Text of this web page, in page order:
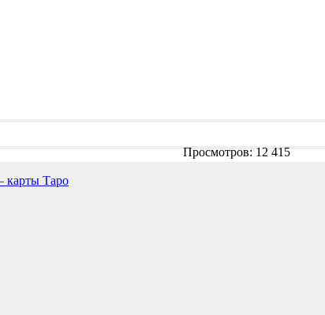
Просмотров: 12 415